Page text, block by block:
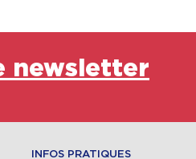
newsletter
INFOS PRATIQUES